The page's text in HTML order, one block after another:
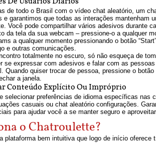
de todo o Brasil com o vídeo chat aleatório, um
e garantimos que todas as interações
Você pode compartilhar vários adesivos durante
da tela da sua webcam – pressione-o a qualquer
a qualquer momento pressionando o botão
e outras comunicações.
totalmente no escuro, só não esqueça de
se expressar com adesivos e falar com as
Quando quiser trocar de pessoa, pressione o
a janela.
Conteúdo Explícito Ou Impróprio
selecionar preferências de idioma específicas nas
casuais ou chat aleatório configurações.
para ajudar você a se manter seguro e
o Chatroulette?
plataforma bem intuitiva que logo de início